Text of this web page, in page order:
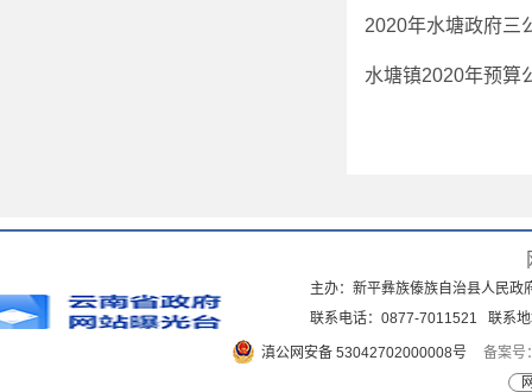
2020年水塘政府三
水塘镇2020年预算
主办：新平彝族傣族自治县人民
联系电话：0877-7011521 联系
滇公网安备 53042702000008号
备案号